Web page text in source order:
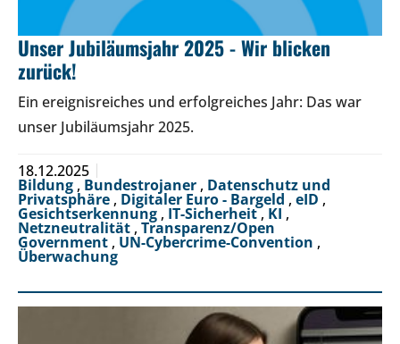
Unser Jubiläumsjahr 2025 - Wir blicken
zurück!
Ein ereignisreiches und erfolgreiches Jahr: Das war
unser Jubiläumsjahr 2025.
18.12.2025
Bildung , Bundestrojaner , Datenschutz und
Privatsphäre , Digitaler Euro - Bargeld , eID ,
Gesichtserkennung , IT-Sicherheit, KI ,
Netzneutralität , Transparenz/Open
Government , UN-Cybercrime-Convention ,
Überwachung